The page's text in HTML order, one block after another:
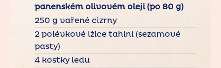
panenském olivovém oleji (po 80 g)
250 g vařené cizrny
2 polévkové lžíce tahini (sezamové
pasty)
4 kostky ledu